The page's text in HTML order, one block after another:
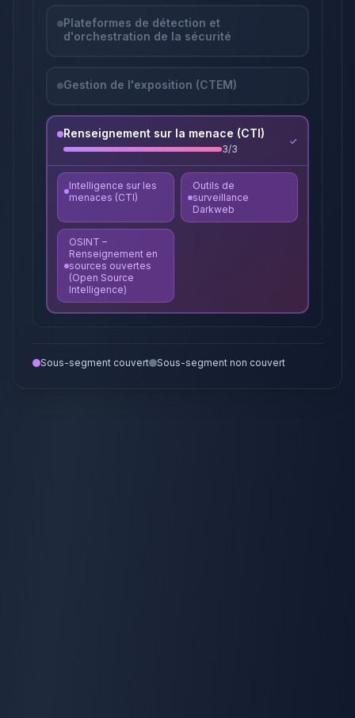
Plateformes de détection et
d'orchestration de la sécurité
Gestion de l'exposition (CTEM)
Renseignement sur la menace (CTI)
3/3
Intelligence sur les
menaces (CTI)
Outils de
surveillance
Darkweb
OSINT –
Renseignement en
sources ouvertes
(Open Source
Intelligence)
Sous-segment couvert Sous-segment non couvert